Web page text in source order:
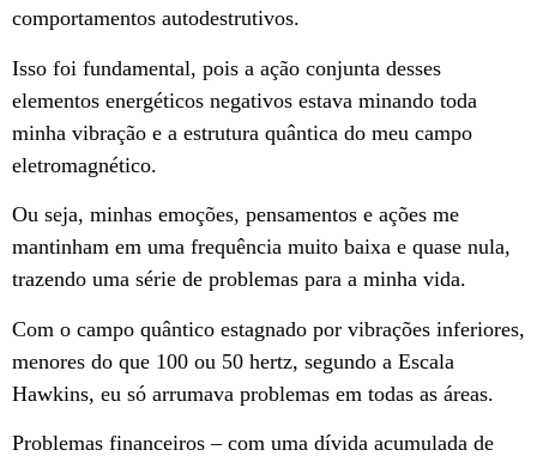
comportamentos autodestrutivos.
Isso foi fundamental, pois a ação conjunta desses
elementos energéticos negativos estava minando toda
minha vibração e a estrutura quântica do meu campo
eletromagnético.
Ou seja, minhas emoções, pensamentos e ações me
mantinham em uma frequência muito baixa e quase nula,
trazendo uma série de problemas para a minha vida.
Com o campo quântico estagnado por vibrações inferiores,
menores do que 100 ou 50 hertz, segundo a Escala
Hawkins, eu só arrumava problemas em todas as áreas.
Problemas financeiros – com uma dívida acumulada de